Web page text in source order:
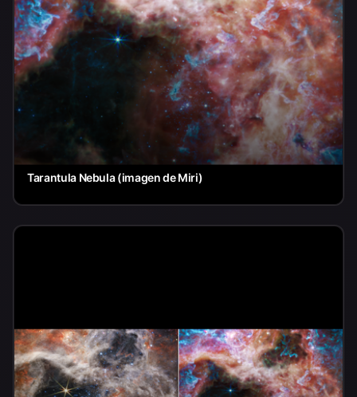
Tarantula Nebula (imagen de Miri)